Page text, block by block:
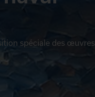
spéciale des œuvres